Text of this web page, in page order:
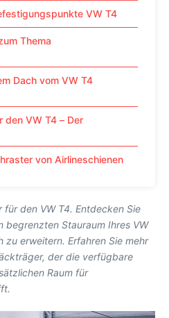
VW T4
Thema
Dach vom VW T4
den VW T4 – Der
von Airlineschienen
den VW T4. Entdecken Sie
begrenzten Stauraum Ihres VW
zu erweitern. Erfahren Sie mehr
der die verfügbare
Raum für